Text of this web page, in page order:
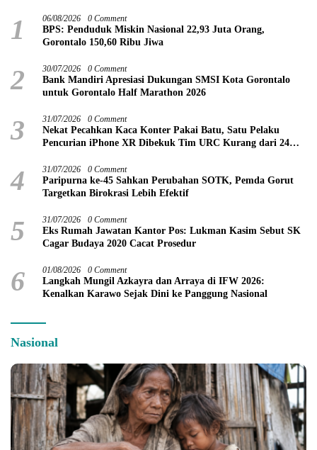
1 06/08/2026 0 Comment
BPS: Penduduk Miskin Nasional 22,93 Juta Orang,
Gorontalo 150,60 Ribu Jiwa
2 30/07/2026 0 Comment
Bank Mandiri Apresiasi Dukungan SMSI Kota Gorontalo
untuk Gorontalo Half Marathon 2026
3 31/07/2026 0 Comment
Nekat Pecahkan Kaca Konter Pakai Batu, Satu Pelaku
Pencurian iPhone XR Dibekuk Tim URC Kurang dari 24
4 31/07/2026 0 Comment
Paripurna ke-45 Sahkan Perubahan SOTK, Pemda Gorut
Targetkan Birokrasi Lebih Efektif
5 31/07/2026 0 Comment
Eks Rumah Jawatan Kantor Pos: Lukman Kasim Sebut SK
Cagar Budaya 2020 Cacat Prosedur
6 01/08/2026 0 Comment
Langkah Mungil Azkayra dan Arraya di IFW 2026:
Kenalkan Karawo Sejak Dini ke Panggung Nasional
Nasional